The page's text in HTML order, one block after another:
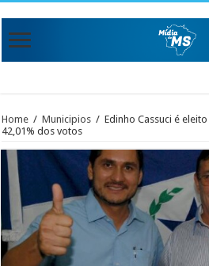
Home / Municipios / Edinho Cassuci é
42,01% dos votos